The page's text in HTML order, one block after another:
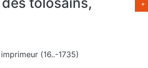
+
(16..-1735)